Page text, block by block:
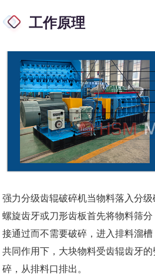
工作原理
强力分级齿辊破碎机当物料落入分
螺旋齿牙或刀形齿板首先将物料筛
接通过而不需要破碎，进入排料溜
共同作用下，大块物料受齿辊齿牙
碎，从排料口排出。